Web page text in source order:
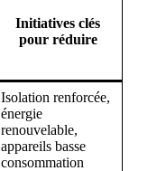
Initiatives clés
pour réduire
Isolation renforcée,
énergie
renouvelable,
appareils basse
consommation